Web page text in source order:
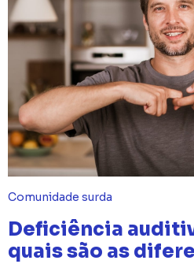
Comunidade surda
Deficiência
quais são as